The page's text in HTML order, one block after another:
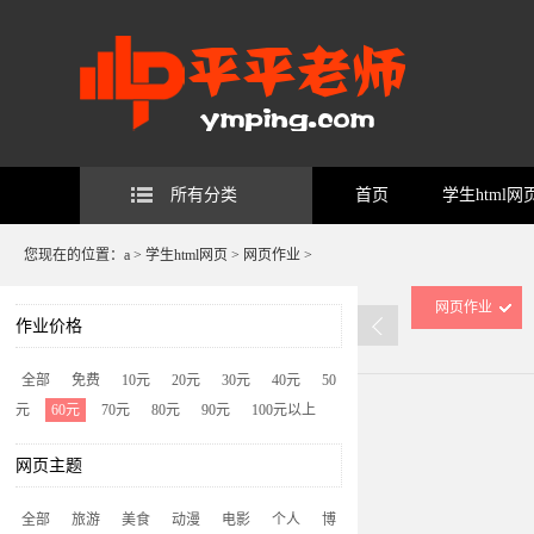
所有分类 首页 学生html网
您现在的位置： a > 学生html网页 > 网页作业 >
作业价格
全部 免费 10元 20元 30元 40元
50
元
60元 70元 80元 90元 100元以上
网页主题
全部 旅游 美食 动漫 电影 个人 博
网页作业